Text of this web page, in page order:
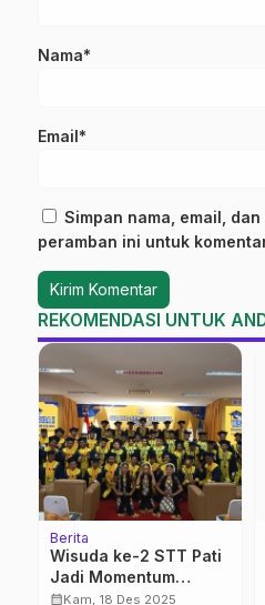
Nama*
Email*
Simpan nama, email,
peramban ini untuk
REKOMENDASI UNTUK
Berita
Wisuda ke-2 STT Pati
Jadi Momentum
Penguatan Link and
calendar_monthKam, 18 Des 2025